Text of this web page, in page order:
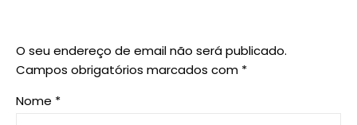
O seu endereço de email não será publicado.
Campos obrigatórios marcados com *
Nome *